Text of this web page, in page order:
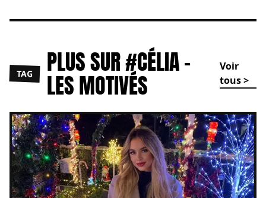
TAG PLUS SUR #CÉLIA -
LES MOTIVÉS
Voir
tous >